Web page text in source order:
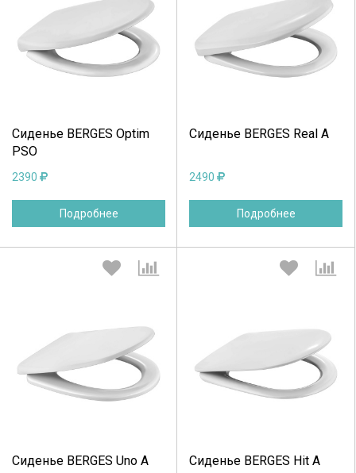
Сиденье BERGES Optim
PSO
2390
Подробнее
Выберите количество:
Сиденье BERGES Real A
2490
Подробнее
Выберите количество:
Сиденье BERGES Uno А
Выберите количество:
Сиденье BERGES Hit A
Выберите количество: